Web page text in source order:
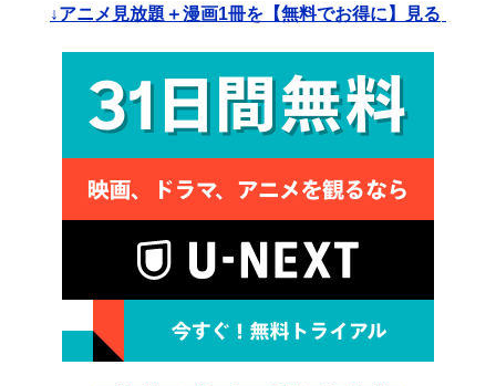
↓アニメ見放題＋漫画1冊を【無料でお得に】見る